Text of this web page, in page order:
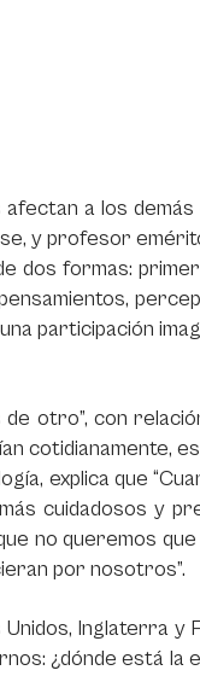
a los
y profesor
dos formas:
participación
otro”, con
cotidianamente,
explica que
cuidadosos y
no queremos
por nosotros”.
Inglaterra y
¿dónde está la